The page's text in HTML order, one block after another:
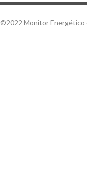
©2022 Monitor Energético